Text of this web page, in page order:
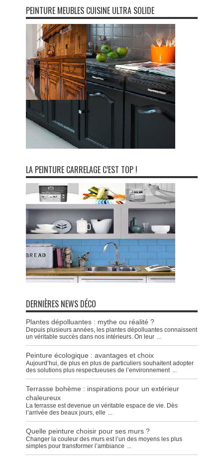
PEINTURE MEUBLES CUISINE ULTRA SOLIDE
LA PEINTURE CARRELAGE C’EST TOP !
DERNIÈRES NEWS DÉCO
Plantes dépolluantes : mythe ou réalité ?
Depuis plusieurs années, les plantes dépolluantes connaissent
un véritable succès dans nos intérieurs. On leur
Peinture écologique : avantages et choix
Aujourd’hui, de plus en plus de particuliers souhaitent adopter
des solutions plus respectueuses de l’environnement
Terrasse bohème : inspirations pour un extérieur
chaleureux
La terrasse est devenue un véritable espace de vie. Dès
l’arrivée des beaux jours, elle
Quelle peinture choisir pour ses murs ?
Changer la couleur des murs est l’un des moyens les plus
simples pour transformer l’ambiance